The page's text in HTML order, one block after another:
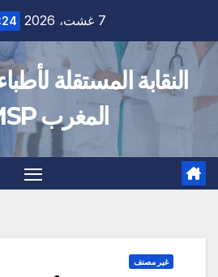
content
7 غشت، 2026
النقابة المستقلة
المغرب SIMSP
غير مصنف